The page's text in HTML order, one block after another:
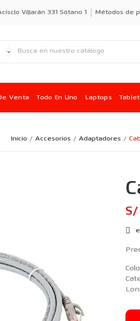
Villarán 331 Sótano 1 Métodos de
Venta Todo En Uno Laptops
Inicio Accesorios Adaptadores